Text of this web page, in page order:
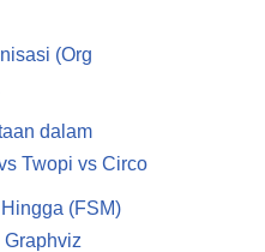
(Org
dalam
Twopi vs Circo
(FSM)